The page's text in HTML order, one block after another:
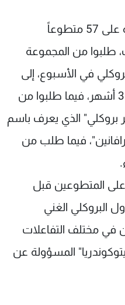
وأجرى الباحثون دراستهم هذه على 57 متطوعاً
طلبوا من المجموعة
من البروكلي في الأسبوع، إلى
جانب غذائهم الطبيعي ولمدة 3 أشهر، فيما طلبوا من
بروكلي" الذي يعرف باسم
فيما طلب من
المتطوعين قبل
البروكلي الغني
في مختلف التفاعلات
المسؤولة عن